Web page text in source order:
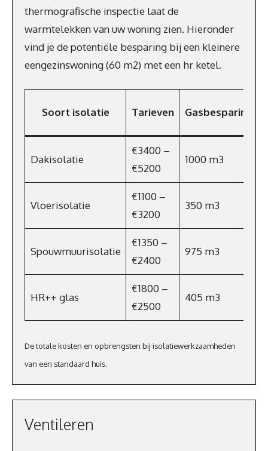
thermografische inspectie laat de
warmtelekken van uw woning zien. Hieronder
vind je de potentiële besparing bij een kleinere
eengezinswoning (60 m2) met een hr ketel.
Soort isolatie Tarieven Gasbesparing
Dakisolatie
€3400 –
€5200
1000 m3
Vloerisolatie
€1100 –
€3200
350 m3
Spouwmuurisolatie
€1350 –
€2400
975 m3
HR++ glas
€1800 –
€2500
405 m3
De totale kosten en opbrengsten bij isolatiewerkzaamheden
van een standaard huis.
Ventileren